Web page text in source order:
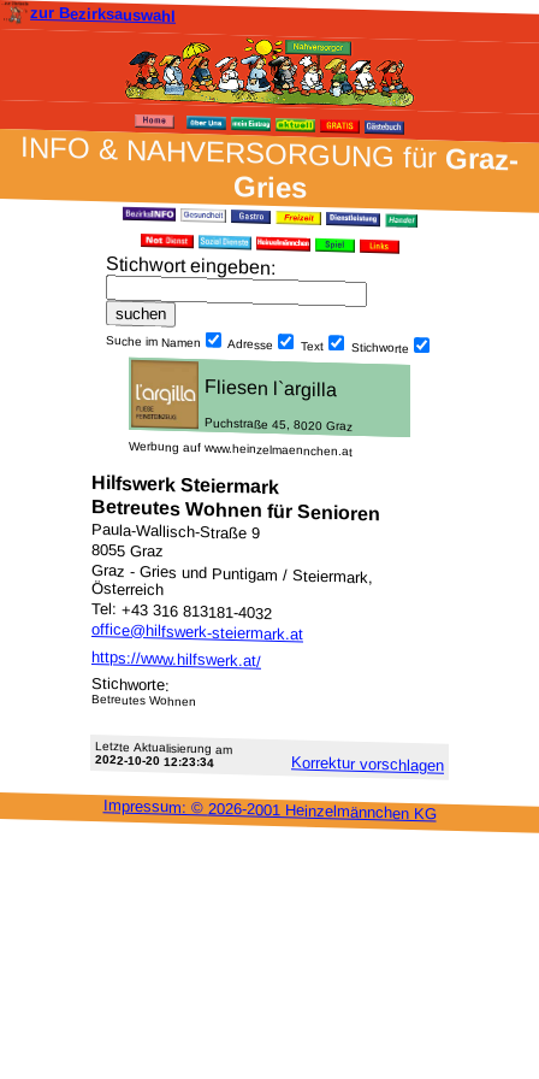
zur Bezirksauswahl
INFO & NAH­VER­SORG­UNG fürGraz-
Gries
Stich­wort ein­geben:
Suche im Namen Adresse Text Stich­worte
Werbung auf www.heinzelmaennchen.at
Hilfswerk Steiermark
Betreutes Wohnen für Senioren
Paula-Wallisch-Straße 9
8055 Graz
Graz - Gries und Puntigam / Steiermark,
Österreich
Tel: +43 316 813181-4032
office@hilfswerk-steiermark.at
https://www.hilfswerk.at/
Stichworte:
Betreutes Wohnen
Letzte Aktu­alisie­rung am
2022-10-20 12:23:34 Korrektur vor­schlagen
Impressum: © 2026-2001 Heinzel­männchen KG